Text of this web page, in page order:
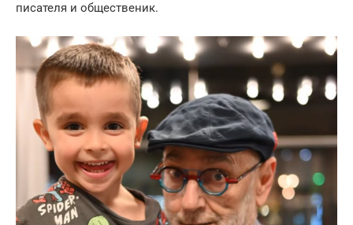
писателя и общественик.